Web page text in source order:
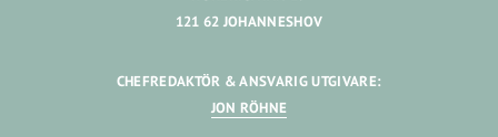
121 62 JOHANNESHOV
CHEFREDAKTÖR & ANSVARIG UTGIVARE:
JON RÖHNE